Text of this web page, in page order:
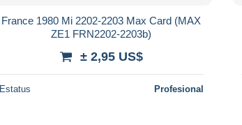
France 1980 Mi 2202-2203 Max Card (MAX
ZE1 FRN2202-2203b)
± 2,95 US$
Estatus Profesional